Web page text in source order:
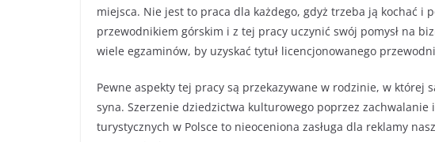
miejsca. Nie jest to praca dla każdego, gdyż trzeba ją kochać i
przewodnikiem górskim i z tej pracy uczynić swój pomysł na
wiele egzaminów, by uzyskać tytuł licencjonowanego
Pewne aspekty tej pracy są przekazywane w rodzinie, w której
syna. Szerzenie dziedzictwa kulturowego poprzez
turystycznych w Polsce to nieoceniona zasługa dla reklamy